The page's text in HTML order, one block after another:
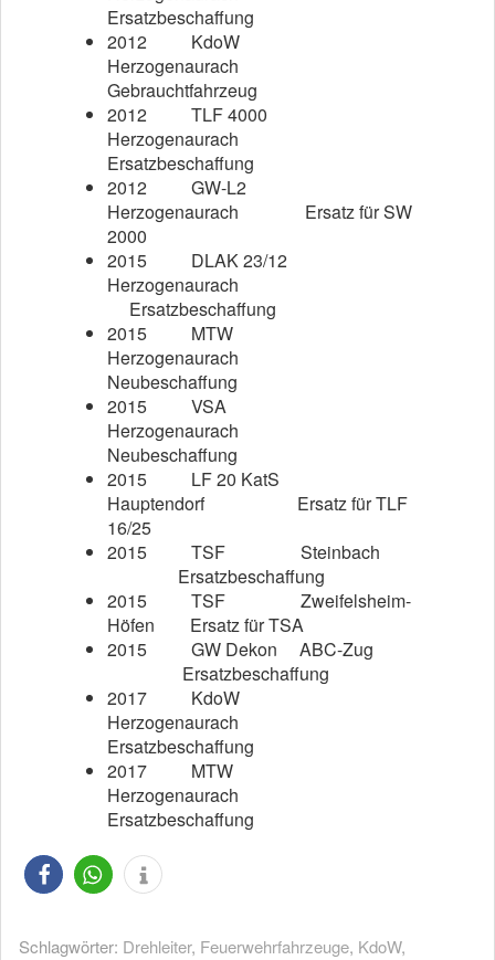
Ersatzbeschaffung
2012
KdoW
Herzogenaurach
Gebrauchtfahrzeug
2012
TLF 4000
Herzogenaurach
Ersatzbeschaffung
2012
GW-L2
Herzogenaurach
Ersatz für SW
2000
2015
DLAK 23/12
Herzogenaurach
Ersatzbeschaffung
2015
MTW
Herzogenaurach
Neubeschaffung
2015
VSA
Herzogenaurach
Neubeschaffung
2015
LF 20 KatS
Hauptendorf
Ersatz für TLF
16/25
2015
TSF
Steinbach
Ersatzbeschaffung
2015
TSF
Zweifelsheim-
Höfen Ersatz für TSA
2015
GW Dekon ABC-Zug
Ersatzbeschaffung
2017
KdoW
Herzogenaurach
Ersatzbeschaffung
2017
MTW
Herzogenaurach
Ersatzbeschaffung
Schlagwörter: Drehleiter, Feuerwehrfahrzeuge, KdoW,